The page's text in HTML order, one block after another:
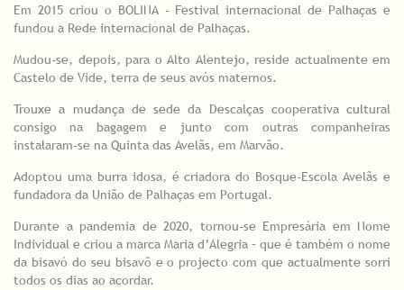
Em 2015 criou o BOLINA - Festival internacional de Palhaças e
fundou a Rede internacional de Palhaças.
Mudou-se, depois, para o Alto Alentejo, reside actualmente em
Castelo de Vide, terra de seus avós maternos.
Trouxe a mudança de sede da Descalças cooperativa cultural
consigo na bagagem e junto com outras companheiras
instalaram-se na Quinta das Avelãs, em Marvão.
Adoptou uma burra idosa, é criadora do Bosque-Escola Avelãs e
fundadora da União de Palhaças em Portugal.
Durante a pandemia de 2020, tornou-se Empresária em Nome
Individual e criou a marca Maria d’Alegria – que é também o nome
da bisavó do seu bisavô e o projecto com que actualmente sorri
todos os dias ao acordar.